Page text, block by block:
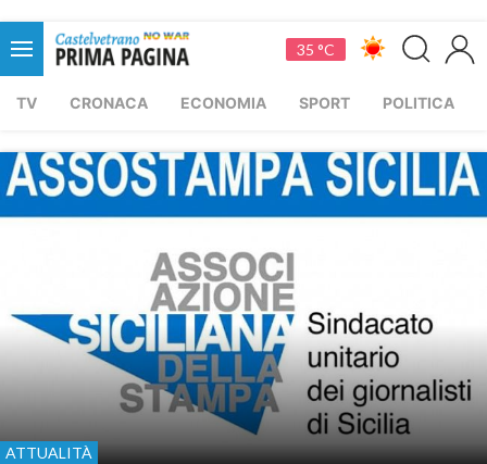
35 °C
TV CRONACA ECONOMIA SPORT POLITICA
ATTUALITÀ